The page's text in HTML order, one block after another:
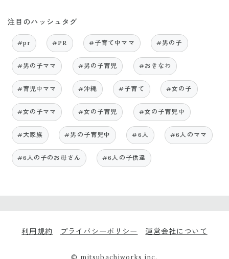
注目のハッシュタグ
#pr #PR #子育て中ママ #男の子
#男の子ママ #男の子育児 #おきなわ
#育児中ママ #沖縄 #子育て #女の子
#女の子ママ #女の子育児 #女の子育児中
#大家族 #男の子育児中 #6人 #6人のママ
#6人の子のお母さん #6人の子供達
利用規約 プライバシーポリシー 運営会社について
© mitsubachiworks inc.